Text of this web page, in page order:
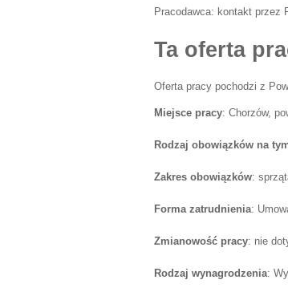
Pracodawca: kontakt przez
Ta oferta
Oferta pracy pochodzi z
Miejsce pracy: Chorzów,
Rodzaj obowiązków na
Zakres obowiązków:
Forma zatrudnienia:
Zmianowość pracy: nie
Rodzaj wynagrodzenia: